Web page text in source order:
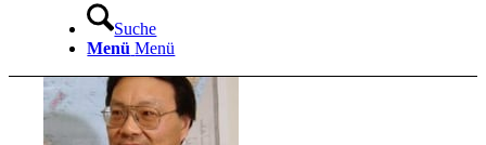
Suche
Menü Menü